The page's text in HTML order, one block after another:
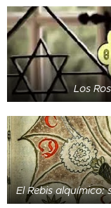
Los
El Rebis